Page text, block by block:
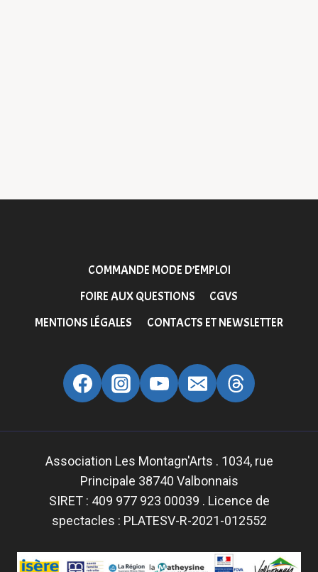
COMMANDE MODE D’EMPLOI
FOIRE AUX QUESTIONS
CGVS
MENTIONS LÉGALES
CONTACTS ET NEWSLETTER
Association Les Montagn'Arts . 1034, rue
Principale 38740 Valbonnais
SIRET : 409 977 923 00039 . Licence de
spectacles : PLATESV-R-2021-012552